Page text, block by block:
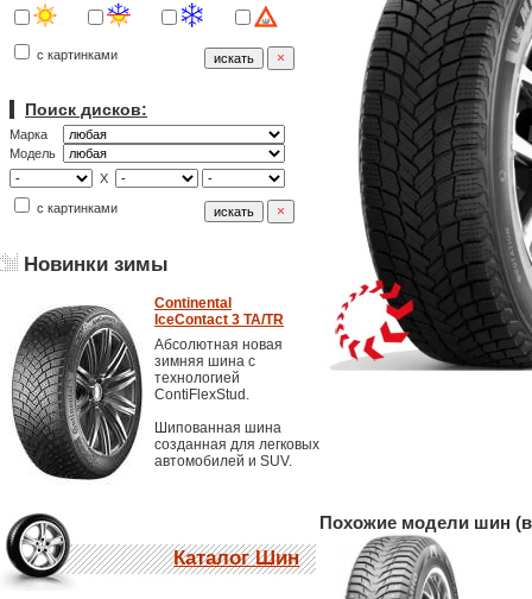
с картинками
Поиск дисков:
Марка
Модель
X
с картинками
Новинки зимы
Continental
IceContact 3 TA/TR
Абсолютная новая
зимняя шина с
технологией
ContiFlexStud.
Шипованная шина
созданная для легковых
автомобилей и SUV.
Каталог Шин
Похожие модели шин